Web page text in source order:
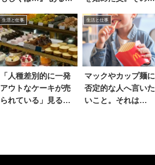
生活と仕事
「人種差別的に一発
アウトなケーキが売
られている」見る
生活と仕事
マックやカップ麺に
否定的な人へ言いた
いこと。それは…